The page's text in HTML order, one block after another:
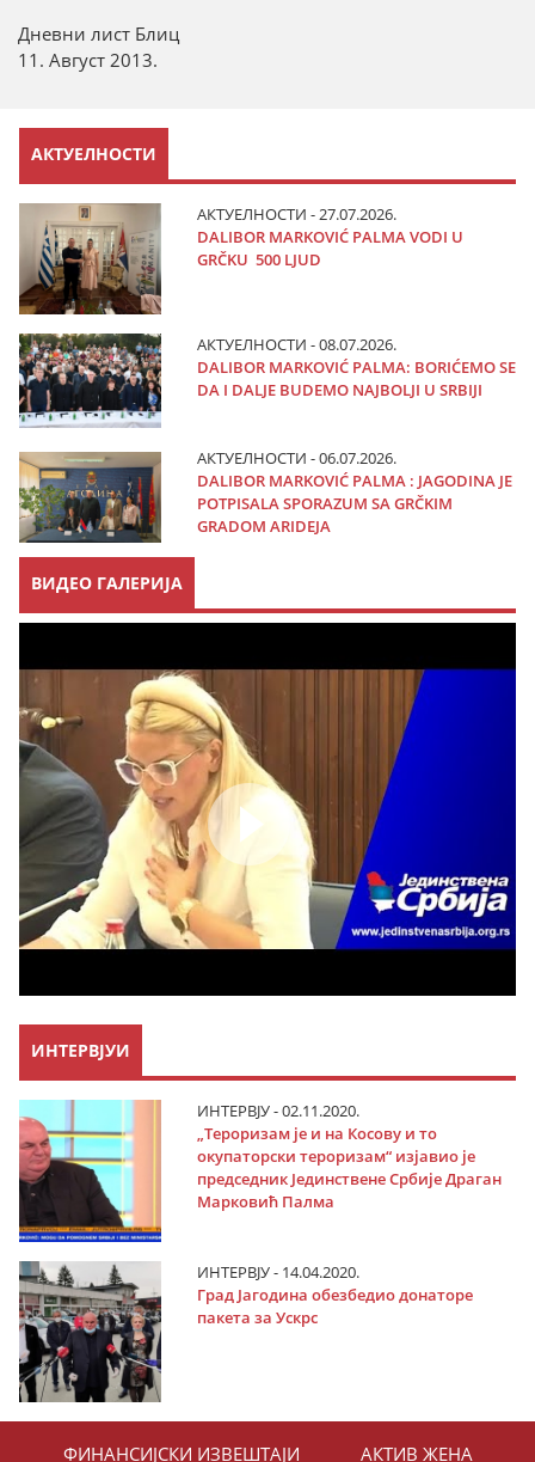
Дневни лист Блиц
11. Август 2013.
АКТУЕЛНОСТИ
АКТУЕЛНОСТИ - 27.07.2026.
DALIBOR MARKOVIĆ PALMA VODI U
GRČKU 500 LJUD
АКТУЕЛНОСТИ - 08.07.2026.
DALIBOR MARKOVIĆ PALMA: BORIĆEMO SE
DA I DALJE BUDEMO NAJBOLJI U SRBIJI
АКТУЕЛНОСТИ - 06.07.2026.
DALIBOR MARKOVIĆ PALMA : JAGODINA JE
POTPISALA SPORAZUM SA GRČKIM
GRADOM ARIDEJA
ВИДЕО ГАЛЕРИЈА
ИНТЕРВЈУИ
ИНТЕРВЈУ - 02.11.2020.
„Тероризам је и на Косову и то
окупаторски тероризам“ изјавио је
председник Јединствене Србије Драган
Марковић Палма
ИНТЕРВЈУ - 14.04.2020.
Град Јагодина обезбедио донаторе
пакета за Ускрс
ФИНАНСИЈСКИ ИЗВЕШТАЈИ АКТИВ ЖЕНА